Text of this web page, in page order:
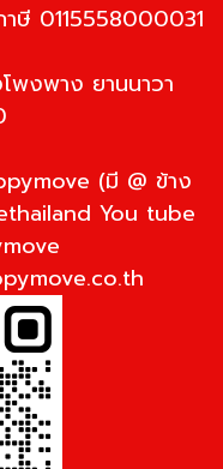
ษี 0115558000031
พงพาง ยานนาวา
(มี @ ข้าง
You tube